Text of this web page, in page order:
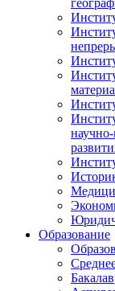
Образование